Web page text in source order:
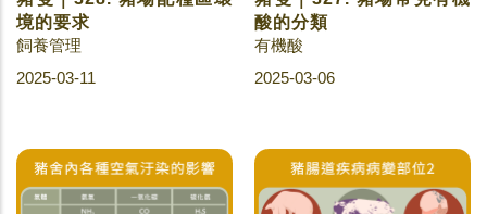
境的要求
飼養管理
2025-03-11
酸的分類
有機酸
2025-03-06